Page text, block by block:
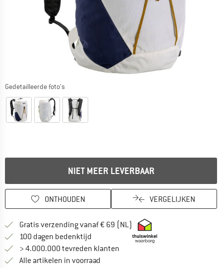
Gedetailleerde foto's
NIET MEER LEVERBAAR
ONTHOUDEN VERGELIJKEN
Gratis verzending vanaf € 69 (NL) Vind hier de
100 dagen bedenktijd Vind de betalingsinformatie hier!
> 4.000.000 tevreden klanten
Alle artikelen in voorraad